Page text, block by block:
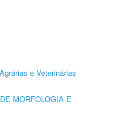
e Veterinárias
MORFOLOGIA E